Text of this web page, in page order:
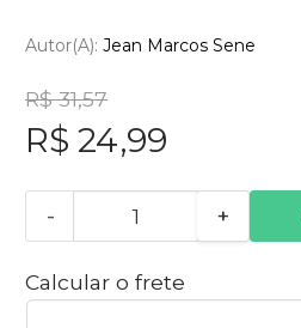
Autor(a): Jean Marcos Sene
R$ 31,57
R$ 24,99
- +
Calcular o frete